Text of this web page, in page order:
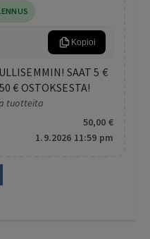
Kopioi
SAAT 5 €
€ OSTOKSESTA!
tuotteita
50,00 €
1.9.2026 11:59 pm